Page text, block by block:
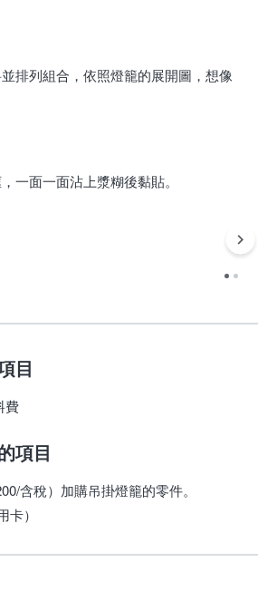
排列組合，依照燈籠的展開圖，想像
一面一面沾上漿糊後黏貼。
目
費
項目
含稅）加購吊掛燈籠的零件。
卡）